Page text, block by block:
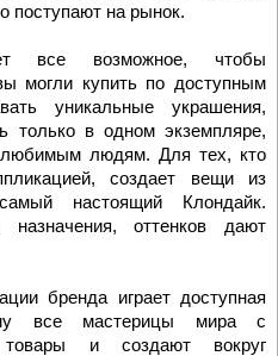
поступают на рынок.
все возможное, чтобы
могли купить по доступным
уникальные украшения,
только в одном экземпляре,
людям. Для тех, кто
создает вещи из
настоящий Клондайк.
оттенков дают
бренда играет доступная
все мастерицы мира с
товары и создают вокруг